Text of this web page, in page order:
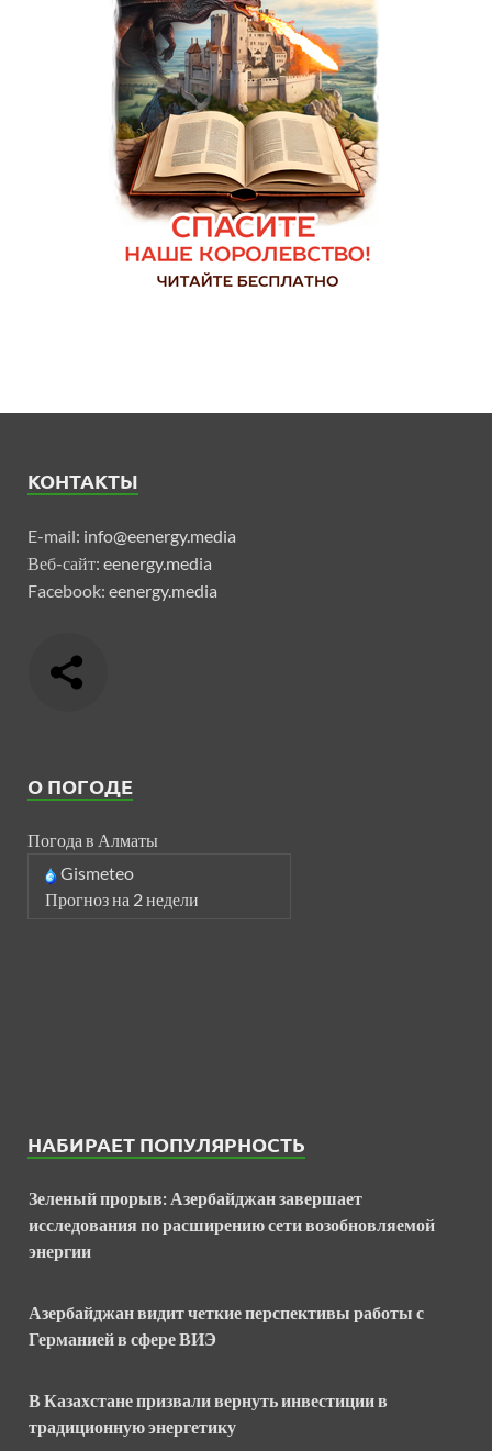
КОНТАКТЫ
E-mail: info@eenergy.media
Веб-сайт: eenergy.media
Facebook: eenergy.media
О ПОГОДЕ
Погода в Алматы
Gismeteo
Прогноз на 2 недели
НАБИРАЕТ ПОПУЛЯРНОСТЬ
Зеленый прорыв: Азербайджан завершает
исследования по расширению сети возобновляемой
энергии
Азербайджан видит четкие перспективы работы с
Германией в сфере ВИЭ
В Казахстане призвали вернуть инвестиции в
традиционную энергетику